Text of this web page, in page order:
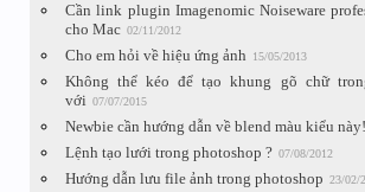
Cần link plugin Imagenomic Noiseware
cho Mac 02/11/2012
Cho em hỏi về hiệu ứng ảnh 15/05/2013
Không thể kéo để tạo khung gõ chữ
với 07/07/2015
Newbie cần hướng dẫn về blend màu kiểu
Lệnh tạo lưới trong photoshop ? 07/08/2012
Hướng dẫn lưu file ảnh trong photoshop 23/02/